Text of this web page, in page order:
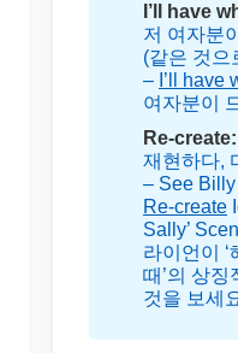
I’ll have
저 여자분
(같은 것으
– I’ll have
여자분이
Re-create:
재현하다,
– See
Re-create
Sally’
라이언이
때’의 상
것을 보세